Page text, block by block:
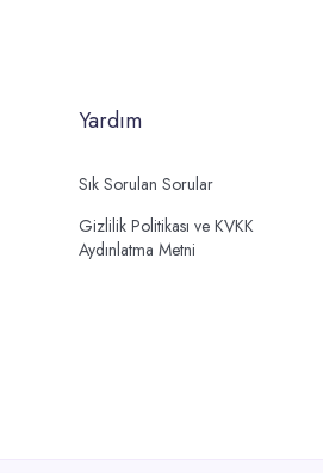
Yardım
Sık Sorulan Sorular
Gizlilik Politikası ve KVKK
Aydınlatma Metni